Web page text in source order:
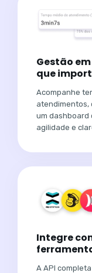
Gestão
que
Acompanhe
atendimentos,
um dashboard
agilidade e
Integre
A API